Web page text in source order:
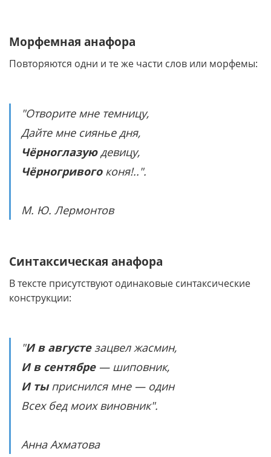
Морфемная анафора
Повторяются одни и те же части слов или морфемы:
"Отворите мне темницу,
Дайте мне сиянье дня,
Чёрноглазуюдевицу,
Чёрногривого коня!..".
М. Ю. Лермонтов
Синтаксическая анафора
В тексте присутствуют одинаковые синтаксические
конструкции:
"И в августезацвел жасмин,
И в сентябре— шиповник,
И тыприснился мне — один
Всех бед моих виновник".
Анна Ахматова